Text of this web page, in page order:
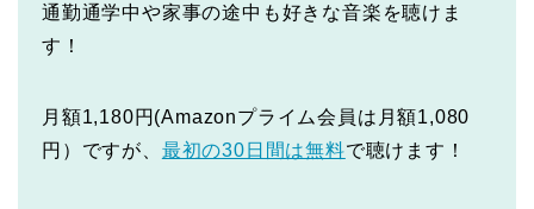
通勤通学中や家事の途中も好きな音楽を聴けま
す！
月額1,180円(Amazonプライム会員は月額1,080
円）ですが、 最初の30日間は無料で聴けます！